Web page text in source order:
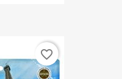
favorite_border